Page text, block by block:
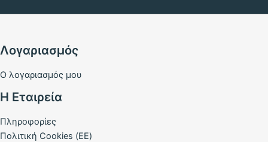
Λογαριασμός
Ο λογαριασμός μου
Η Εταιρεία
Πληροφορίες
Πολιτική Cookies (ΕΕ)